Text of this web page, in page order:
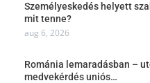
Személyeskedés helyett
mit tenne?
aug 6, 2026
Románia lemaradásban –
medvekérdés uniós…